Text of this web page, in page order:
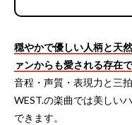
穏やかで優しい人柄と天
ァンからも愛される存在
音程・声質・表現力と三
WEST.の楽曲では美しい
できます。